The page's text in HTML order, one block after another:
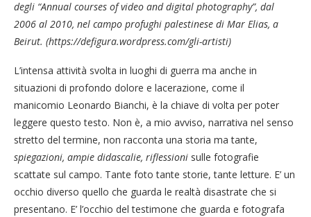
degli “Annual courses of video and digital photography”, dal
2006 al 2010, nel campo profughi palestinese di Mar Elias, a
Beirut. (https://defigura.wordpress.com/gli-artisti)
L’intensa attività svolta in luoghi di guerra ma anche in
situazioni di profondo dolore e lacerazione, come il
manicomio Leonardo Bianchi, è la chiave di volta per poter
leggere questo testo. Non è, a mio avviso, narrativa nel senso
stretto del termine, non racconta una storia ma tante,
spiegazioni, ampie didascalie, riflessioni sulle fotografie
scattate sul campo. Tante foto tante storie, tante letture. E’ un
occhio diverso quello che guarda le realtà disastrate che si
presentano. E’ l’occhio del testimone che guarda e fotografa